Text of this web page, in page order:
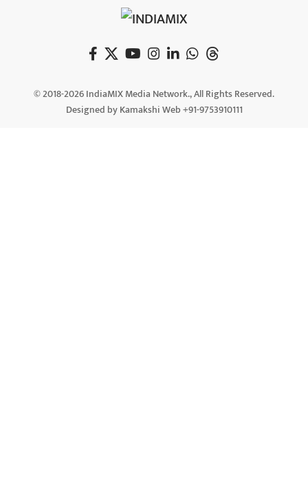
© 2018-2026 IndiaMIX Media Network., All Rights Reserved.
Designed by Kamakshi Web +91-9753910111